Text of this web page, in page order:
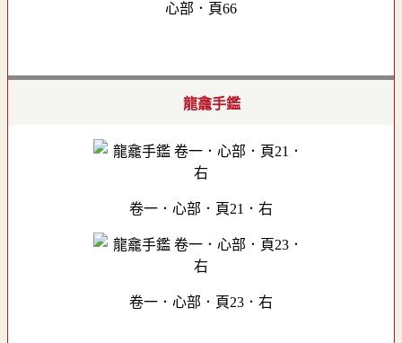
心部．頁66
龍龕手鑑
卷一．心部．頁21．右
卷一．心部．頁23．右